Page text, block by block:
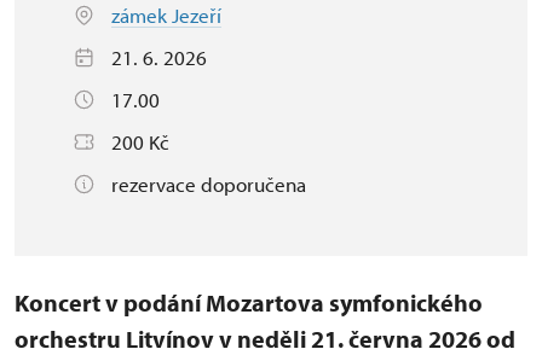
zámek Jezeří
21. 6. 2026
17.00
200 Kč
rezervace doporučena
Koncert v podání Mozartova symfonického
orchestru Litvínovv neděli 21. června 2026 od